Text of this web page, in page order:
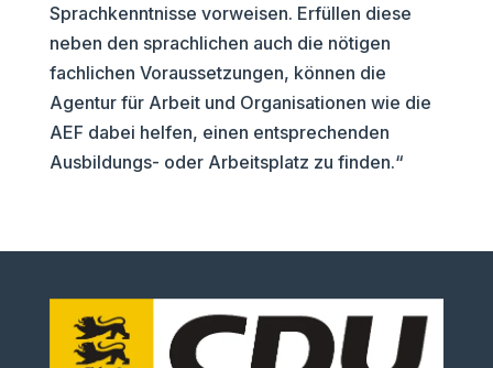
Sprachkenntnisse vorweisen. Erfüllen diese
neben den sprachlichen auch die nötigen
fachlichen Voraussetzungen, können die
Agentur für Arbeit und Organisationen wie die
AEF dabei helfen, einen entsprechenden
Ausbildungs- oder Arbeitsplatz zu finden.“